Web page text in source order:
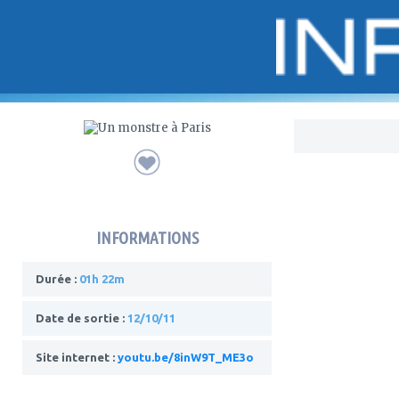
INFORMATIONS
Durée : 01h 22m
Date de sortie : 12/10/11
Site internet : youtu.be/8inW9T_ME3o